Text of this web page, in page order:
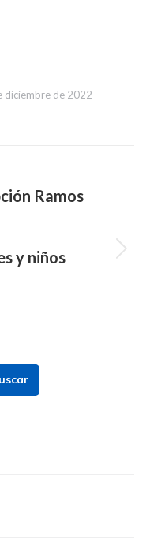
diciembre de 2022
Ramos
y niños